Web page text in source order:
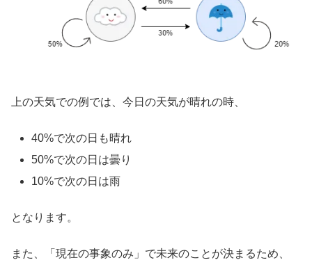
上の天気での例では、今日の天気が晴れの時、
40%で次の日も晴れ
50%で次の日は曇り
10%で次の日は雨
となります。
また、「現在の事象のみ」で未来のことが決まるため、